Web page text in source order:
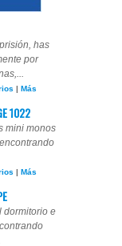
has
por
| Más
1022
mini monos
| Más
dormitorio e